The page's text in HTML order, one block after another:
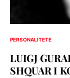
PERSONALITETE
LUIGJ
SHQUAR I